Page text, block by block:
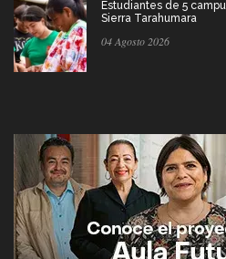
Estudiantes de 5
Sierra Tarahumara
04 Agosto 2026